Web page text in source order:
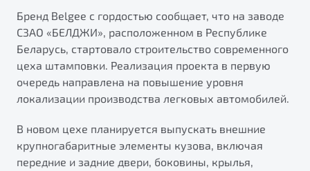
от 1 699 990 ₽*
автомобиля Belgee
Подробно
Обслуживание автокондиционеров
ПОДДЕРЖКА
Гарантия Belgee
Belgee Клуб
Бренд Belgee с гордостью сообщает, что на заводе
СЗАО «БЕЛДЖИ», расположенном в Республике
Беларусь, стартовало строительство современного
цеха штамповки. Реализация проекта в первую
очередь направлена на повышение уровня
локализации производства легковых автомобилей.
В новом цехе планируется выпускать внешние
крупногабаритные элементы кузова, включая
передние и задние двери, боковины, крылья,